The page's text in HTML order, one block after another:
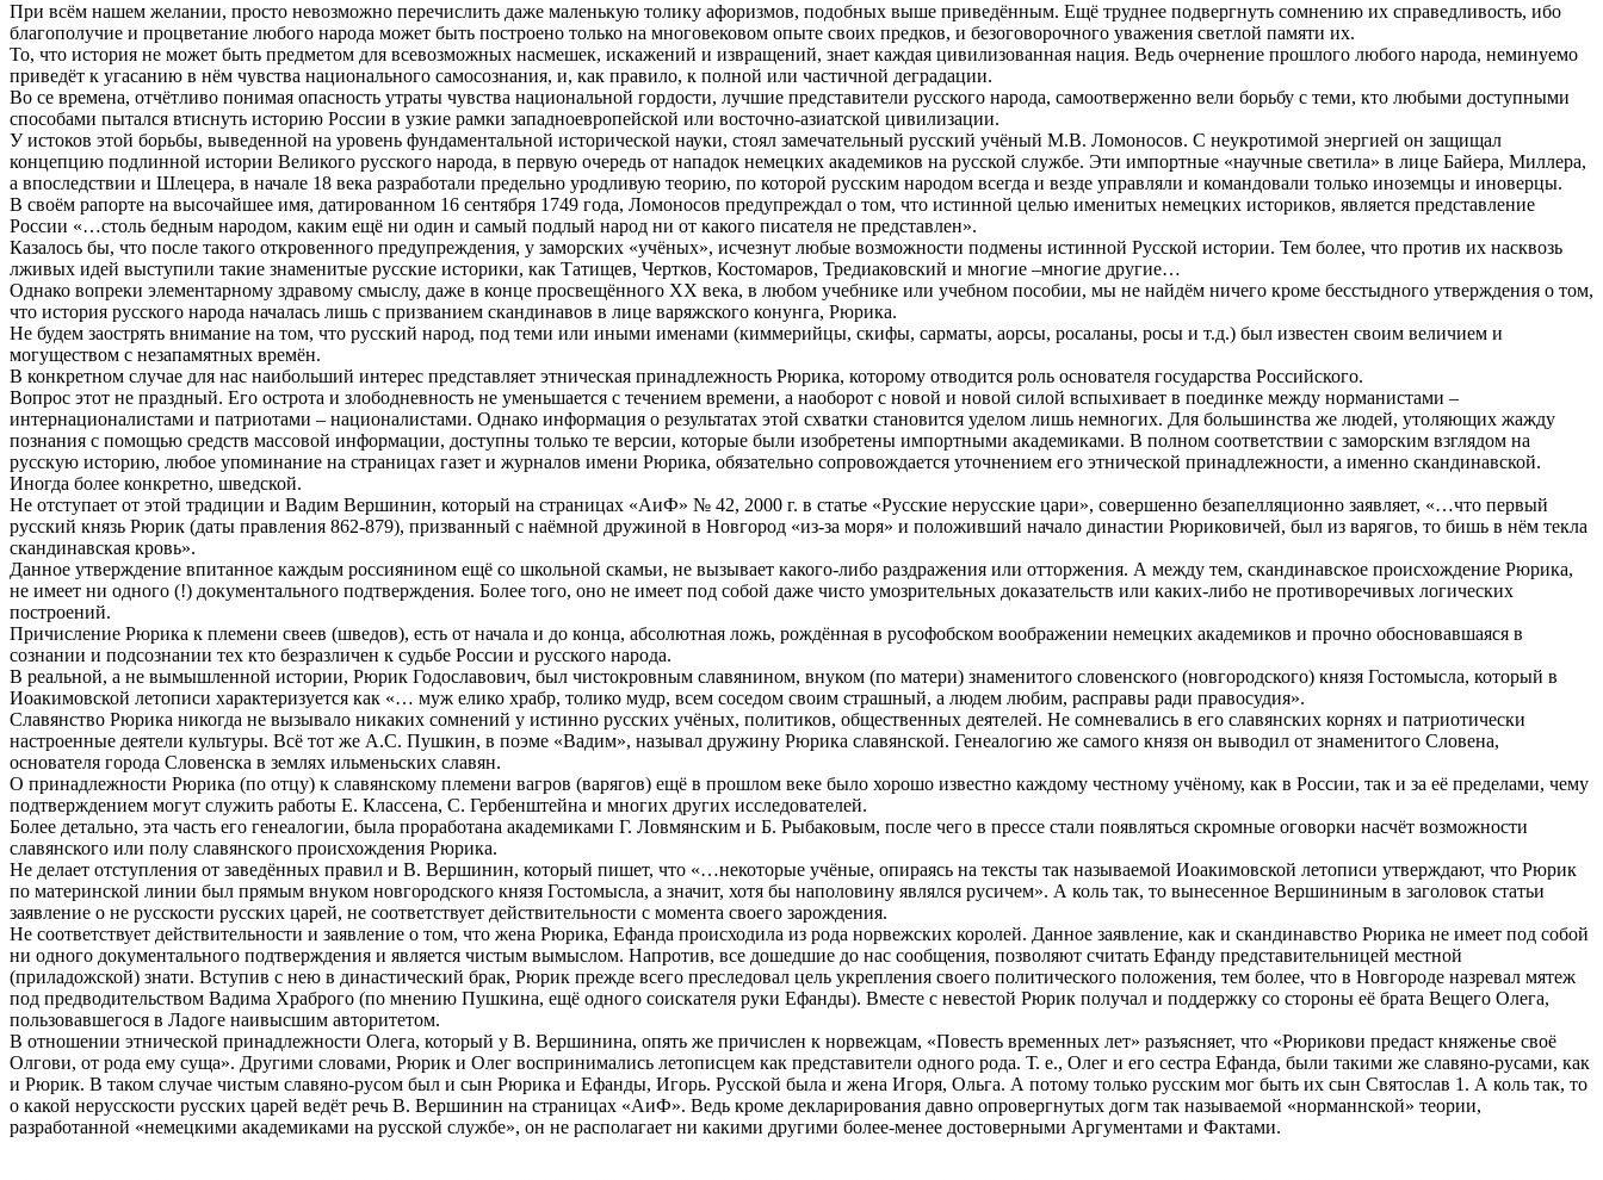
При всём нашем желании, просто невозможно перечислить даже маленькую толику афоризмов, подобных выше приведённым. Ещё труднее подвергнуть сомнению их справедливость, ибо
благополучие и процветание любого народа может быть построено только на многовековом опыте своих предков, и безоговорочного уважения светлой памяти их.
То, что история не может быть предметом для всевозможных насмешек, искажений и извращений, знает каждая цивилизованная нация. Ведь очернение прошлого любого народа, неминуемо
приведёт к угасанию в нём чувства национального самосознания, и, как правило, к полной или частичной деградации.
Во се времена, отчётливо понимая опасность утраты чувства национальной гордости, лучшие представители русского народа, самоотверженно вели борьбу с теми, кто любыми доступными
способами пытался втиснуть историю России в узкие рамки западноевропейской или восточно-азиатской цивилизации.
У истоков этой борьбы, выведенной на уровень фундаментальной исторической науки, стоял замечательный русский учёный М.В. Ломоносов. С неукротимой энергией он защищал
концепцию подлинной истории Великого русского народа, в первую очередь от нападок немецких академиков на русской службе. Эти импортные «научные светила» в лице Байера, Миллера,
а впоследствии и Шлецера, в начале 18 века разработали предельно уродливую теорию, по которой русским народом всегда и везде управляли и командовали только иноземцы и иноверцы.
В своём рапорте на высочайшее имя, датированном 16 сентября 1749 года, Ломоносов предупреждал о том, что истинной целью именитых немецких историков, является представление
России «…столь бедным народом, каким ещё ни один и самый подлый народ ни от какого писателя не представлен».
Казалось бы, что после такого откровенного предупреждения, у заморских «учёных», исчезнут любые возможности подмены истинной Русской истории. Тем более, что против их насквозь
лживых идей выступили такие знаменитые русские историки, как Татищев, Чертков, Костомаров, Тредиаковский и многие –многие другие…
Однако вопреки элементарному здравому смыслу, даже в конце просвещённого ХХ века, в любом учебнике или учебном пособии, мы не найдём ничего кроме бесстыдного утверждения о том,
что история русского народа началась лишь с призванием скандинавов в лице варяжского конунга, Рюрика.
Не будем заострять внимание на том, что русский народ, под теми или иными именами (киммерийцы, скифы, сарматы, аорсы, росаланы, росы и т.д.) был известен своим величием и
могуществом с незапамятных времён.
В конкретном случае для нас наибольший интерес представляет этническая принадлежность Рюрика, которому отводится роль основателя государства Российского.
Вопрос этот не праздный. Его острота и злободневность не уменьшается с течением времени, а наоборот с новой и новой силой вспыхивает в поединке между норманистами –
интернационалистами и патриотами – националистами. Однако информация о результатах этой схватки становится уделом лишь немногих. Для большинства же людей, утоляющих жажду
познания с помощью средств массовой информации, доступны только те версии, которые были изобретены импортными академиками. В полном соответствии с заморским взглядом на
русскую историю, любое упоминание на страницах газет и журналов имени Рюрика, обязательно сопровождается уточнением его этнической принадлежности, а именно скандинавской.
Иногда более конкретно, шведской.
Не отступает от этой традиции и Вадим Вершинин, который на страницах «АиФ» № 42, 2000 г. в статье «Русские нерусские цари», совершенно безапелляционно заявляет, «…что первый
русский князь Рюрик (даты правления 862-879), призванный с наёмной дружиной в Новгород «из-за моря» и положивший начало династии Рюриковичей, был из варягов, то бишь в нём текла
скандинавская кровь».
Данное утверждение впитанное каждым россиянином ещё со школьной скамьи, не вызывает какого-либо раздражения или отторжения. А между тем, скандинавское происхождение Рюрика,
не имеет ни одного (!) документального подтверждения. Более того, оно не имеет под собой даже чисто умозрительных доказательств или каких-либо не противоречивых логических
построений.
Причисление Рюрика к племени свеев (шведов), есть от начала и до конца, абсолютная ложь, рождённая в русофобском воображении немецких академиков и прочно обосновавшаяся в
сознании и подсознании тех кто безразличен к судьбе России и русского народа.
В реальной, а не вымышленной истории, Рюрик Годославович, был чистокровным славянином, внуком (по матери) знаменитого словенского (новгородского) князя Гостомысла, который в
Иоакимовской летописи характеризуется как «… муж елико храбр, толико мудр, всем соседом своим страшный, а людем любим, расправы ради правосудия».
Славянство Рюрика никогда не вызывало никаких сомнений у истинно русских учёных, политиков, общественных деятелей. Не сомневались в его славянских корнях и патриотически
настроенные деятели культуры. Всё тот же А.С. Пушкин, в поэме «Вадим», называл дружину Рюрика славянской. Генеалогию же самого князя он выводил от знаменитого Словена,
основателя города Словенска в землях ильменьских славян.
О принадлежности Рюрика (по отцу) к славянскому племени вагров (варягов) ещё в прошлом веке было хорошо известно каждому честному учёному, как в России, так и за её пределами, чему
подтверждением могут служить работы Е. Классена, С. Гербенштейна и многих других исследователей.
Более детально, эта часть его генеалогии, была проработана академиками Г. Ловмянским и Б. Рыбаковым, после чего в прессе стали появляться скромные оговорки насчёт возможности
славянского или полу славянского происхождения Рюрика.
Не делает отступления от заведённых правил и В. Вершинин, который пишет, что «…некоторые учёные, опираясь на тексты так называемой Иоакимовской летописи утверждают, что Рюрик
по материнской линии был прямым внуком новгородского князя Гостомысла, а значит, хотя бы наполовину являлся русичем». А коль так, то вынесенное Вершининым в заголовок статьи
заявление о не русскости русских царей, не соответствует действительности с момента своего зарождения.
Не соответствует действительности и заявление о том, что жена Рюрика, Ефанда происходила из рода норвежских королей. Данное заявление, как и скандинавство Рюрика не имеет под собой
ни одного документального подтверждения и является чистым вымыслом. Напротив, все дошедшие до нас сообщения, позволяют считать Ефанду представительницей местной
(приладожской) знати. Вступив с нею в династический брак, Рюрик прежде всего преследовал цель укрепления своего политического положения, тем более, что в Новгороде назревал мятеж
под предводительством Вадима Храброго (по мнению Пушкина, ещё одного соискателя руки Ефанды). Вместе с невестой Рюрик получал и поддержку со стороны её брата Вещего Олега,
пользовавшегося в Ладоге наивысшим авторитетом.
В отношении этнической принадлежности Олега, который у В. Вершинина, опять же причислен к норвежцам, «Повесть временных лет» разъясняет, что «Рюрикови предаст княженье своё
Олгови, от рода ему суща». Другими словами, Рюрик и Олег воспринимались летописцем как представители одного рода. Т. е., Олег и его сестра Ефанда, были такими же славяно-русами, как
и Рюрик. В таком случае чистым славяно-русом был и сын Рюрика и Ефанды, Игорь. Русской была и жена Игоря, Ольга. А потому только русским мог быть их сын Святослав 1. А коль так, то
о какой нерусскости русских царей ведёт речь В. Вершинин на страницах «АиФ». Ведь кроме декларирования давно опровергнутых догм так называемой «норманнской» теории,
разработанной «немецкими академиками на русской службе», он не располагает ни какими другими более-менее достоверными Аргументами и Фактами.